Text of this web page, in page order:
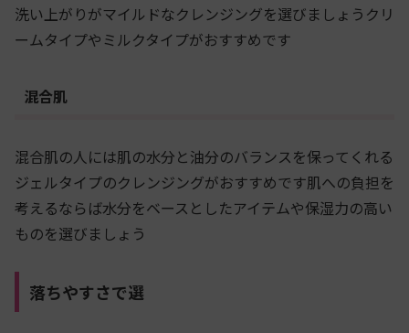
洗い上がりがマイルドなクレンジングを選びましょうクリ
ームタイプやミルクタイプがおすすめです
混合肌
混合肌の人には肌の水分と油分のバランスを保ってくれる
ジェルタイプのクレンジングがおすすめです肌への負担を
考えるならば水分をベースとしたアイテムや保湿力の高い
ものを選びましょう
落ちやすさで選